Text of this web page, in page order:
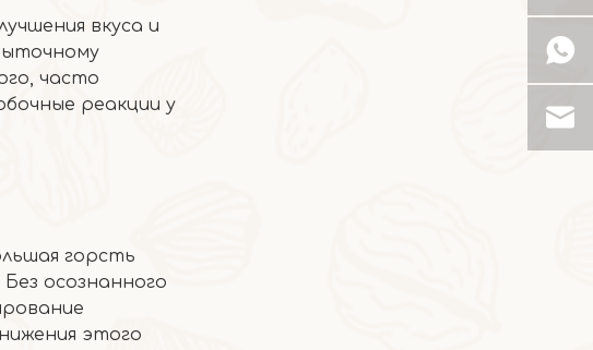
вкуса и
часто
реакции у
горсть
осознанного
этого